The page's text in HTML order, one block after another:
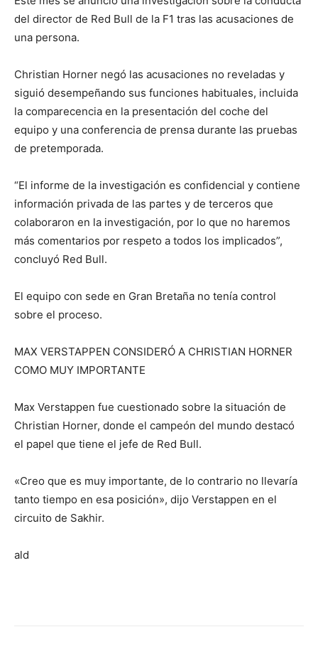
del director de Red Bull de la F1 tras las acusaciones de
una persona.
Christian Horner negó las acusaciones no reveladas y
siguió desempeñando sus funciones habituales, incluida
la comparecencia en la presentación del coche del
equipo y una conferencia de prensa durante las pruebas
de pretemporada.
“El informe de la investigación es confidencial y contiene
información privada de las partes y de terceros que
colaboraron en la investigación, por lo que no haremos
más comentarios por respeto a todos los implicados”,
concluyó Red Bull.
El equipo con sede en Gran Bretaña no tenía control
sobre el proceso.
MAX VERSTAPPEN CONSIDERÓ A CHRISTIAN HORNER
COMO MUY IMPORTANTE
Max Verstappen fue cuestionado sobre la situación de
Christian Horner, donde el campeón del mundo destacó
el papel que tiene el jefe de Red Bull.
«Creo que es muy importante, de lo contrario no llevaría
tanto tiempo en esa posición», dijo Verstappen en el
circuito de Sakhir.
ald